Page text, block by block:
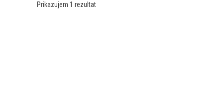
Prikazujem 1 rezultat